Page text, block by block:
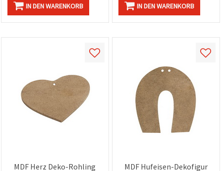
IN DEN WARENKORB IN DEN WARENKORB
MDF Herz Deko-Rohling MDF Hufeisen-Dekofigur